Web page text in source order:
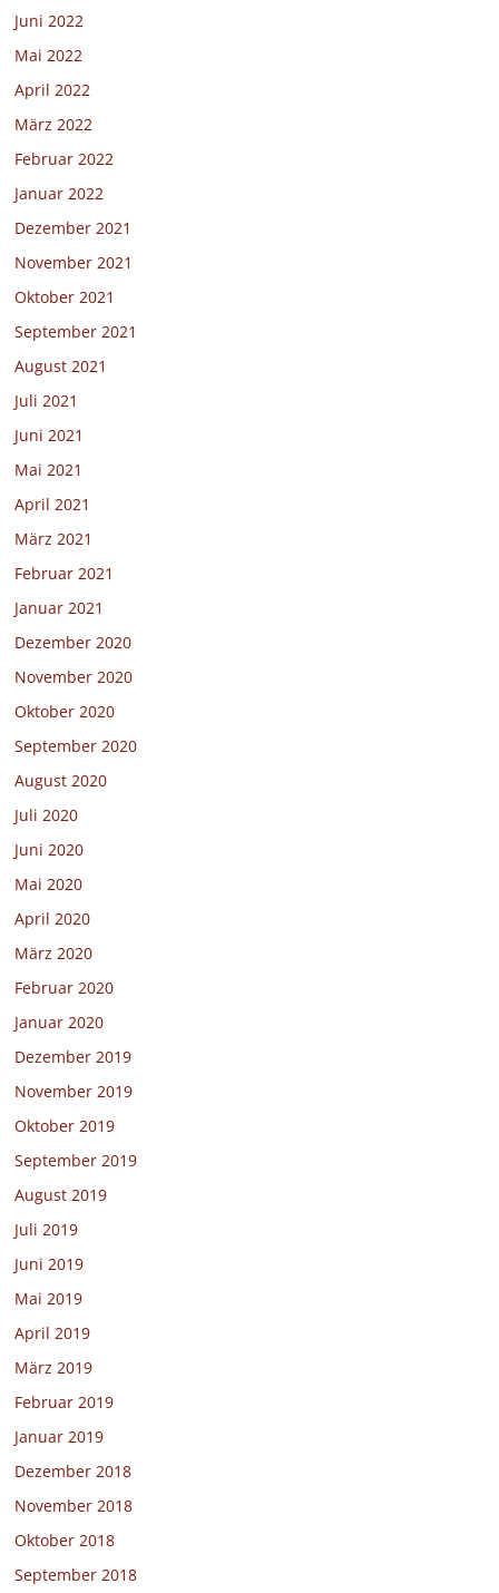
Juni 2022
Mai 2022
April 2022
März 2022
Februar 2022
Januar 2022
Dezember 2021
November 2021
Oktober 2021
September 2021
August 2021
Juli 2021
Juni 2021
Mai 2021
April 2021
März 2021
Februar 2021
Januar 2021
Dezember 2020
November 2020
Oktober 2020
September 2020
August 2020
Juli 2020
Juni 2020
Mai 2020
April 2020
März 2020
Februar 2020
Januar 2020
Dezember 2019
November 2019
Oktober 2019
September 2019
August 2019
Juli 2019
Juni 2019
Mai 2019
April 2019
März 2019
Februar 2019
Januar 2019
Dezember 2018
November 2018
Oktober 2018
September 2018